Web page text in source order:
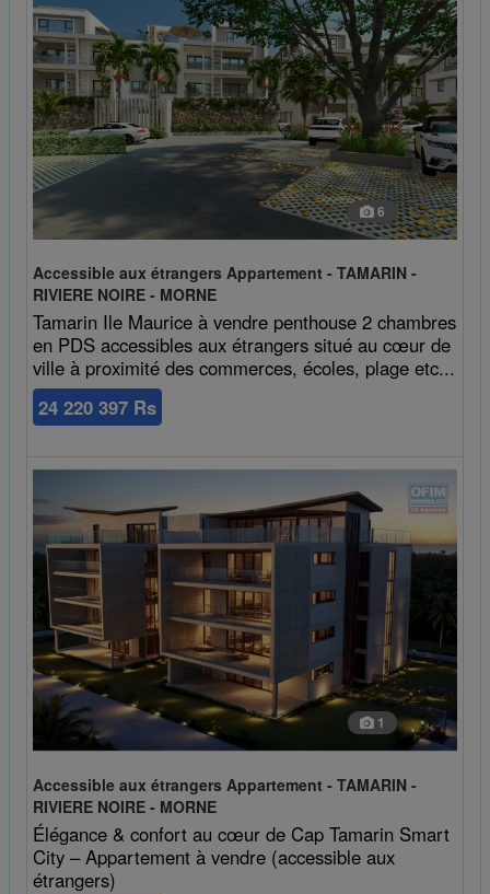
6
Accessible aux étrangers Appartement - TAMARIN -
RIVIERE NOIRE - MORNE
Tamarin Ile Maurice à vendre penthouse 2 chambres
en PDS accessibles aux étrangers situé au cœur de
ville à proximité des commerces, écoles, plage etc...
24 220 397 Rs
1
Accessible aux étrangers Appartement - TAMARIN -
RIVIERE NOIRE - MORNE
Élégance & confort au cœur de Cap Tamarin Smart
City – Appartement à vendre (accessible aux
étrangers)